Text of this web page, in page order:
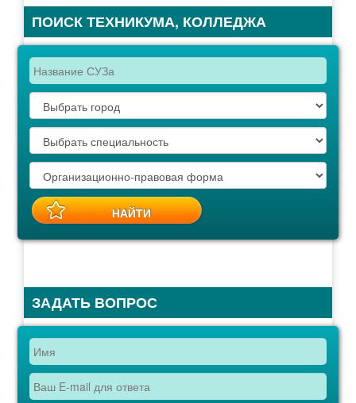
ПОИСК ТЕХНИКУМА, КОЛЛЕДЖА
ЗАДАТЬ ВОПРОС